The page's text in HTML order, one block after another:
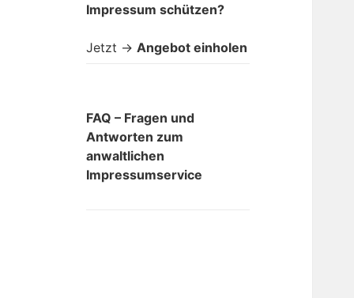
Impressum schützen?
Jetzt ->Angebot einholen
FAQ – Fragen und
Antworten zum
anwaltlichen
Impressumservice